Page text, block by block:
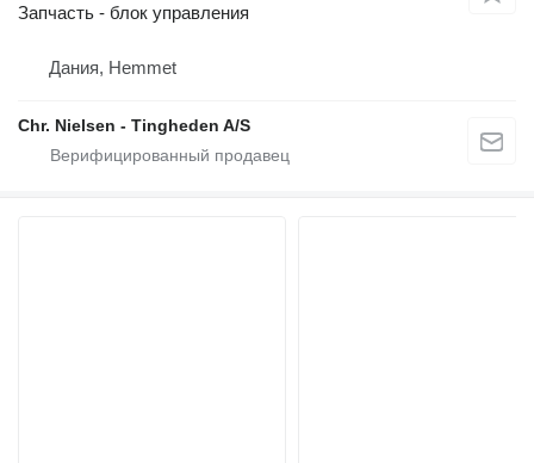
Запчасть - блок управления
Дания, Hemmet
Chr. Nielsen - Tingheden A/S